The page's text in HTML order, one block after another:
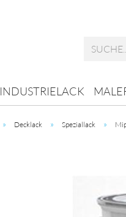
INDUSTRIELACK
» Decklack » Speziallack »